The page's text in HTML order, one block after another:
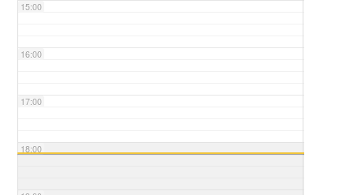
15:00
16:00
17:00
18:00